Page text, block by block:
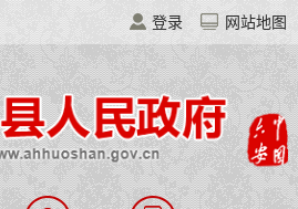
登录 网站地图